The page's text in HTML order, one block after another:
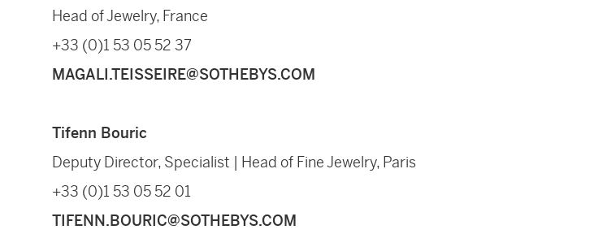
Head of Jewelry, France
+33 (0)1 53 05 52 37
MAGALI.TEISSEIRE@SOTHEBYS.COM
Tifenn Bouric
Deputy Director, Specialist | Head of Fine Jewelry, Paris
+33 (0)1 53 05 52 01
TIFENN.BOURIC@SOTHEBYS.COM